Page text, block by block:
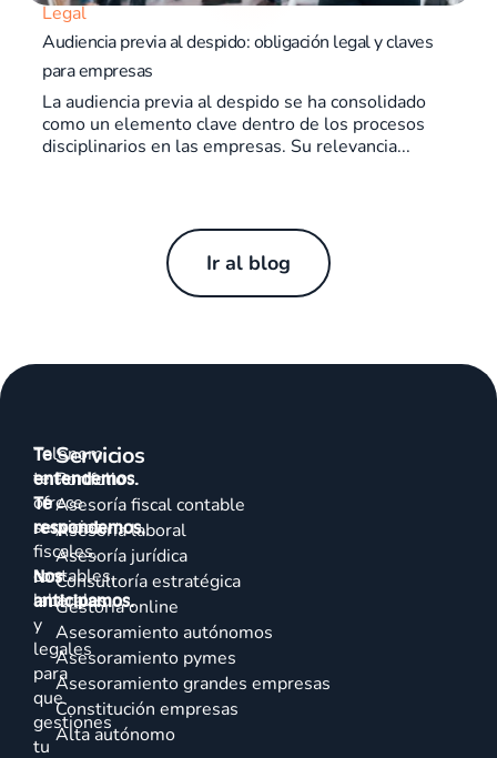
Legal
Audiencia previa al despido: obligación legal y claves
para empresas
La audiencia previa al despido se ha consolidado
como un elemento clave dentro de los procesos
disciplinarios en las empresas. Su relevancia...
Ir al blog
Talenom
te
ofrece
servicios
fiscales,
contables,
laborales
y
legales
para
que
gestiones
tu
Te
entendemos.
Te
respondemos.
Nos
anticipamos.
Servicios
Portfolio
Asesoría fiscal contable
Asesoría laboral
Asesoría jurídica
Consultoría estratégica
Gestoría online
Asesoramiento autónomos
Asesoramiento pymes
Asesoramiento grandes empresas
Constitución empresas
Alta autónomo